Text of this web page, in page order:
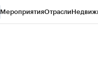
МероприятияОтрасли